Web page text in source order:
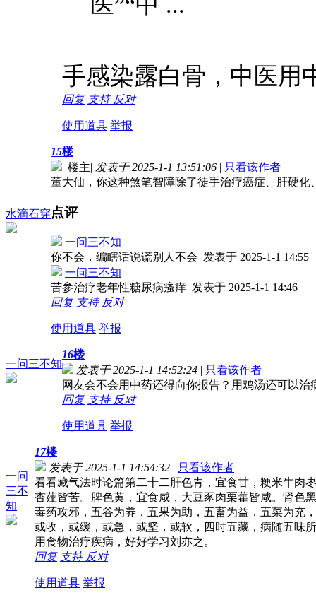
手感染露白骨，中医用
回复 支持 反对
使用道具 举报
水滴石穿
15楼
楼主| 发表于 2025-1-1 13:51:06 | 只看该作者
董大仙，你这种煞笔智障除了徒手治疗癌症、肝硬
点评
一问三不知
你不会，编瞎话说谎别人不会 发表于 2025-1-1 14:55
一问三不知
苦参治疗老年性糖尿病瘙痒 发表于 2025-1-1 14:46
回复 支持 反对
使用道具 举报
一问三不知
16楼
发表于 2025-1-1 14:52:24 | 只看该作者
网友会不会用中药还得向你报告？用鸡汤还可以治
回复 支持 反对
使用道具 举报
一问
三不
知
17楼
发表于 2025-1-1 14:54:32 | 只看该作者
看看藏气法时论篇第二十二肝色青，宜食甘，粳米牛肉
杏薤皆苦。脾色黄，宜食咸，大豆豕肉栗藿皆咸。肾色
毒药攻邪，五谷为养，五果为助，五畜为益，五菜为充
或收，或缓，或急，或坚，或软，四时五藏，病随五味
用食物治疗疾病，好好学习刘亦之。
回复 支持 反对
使用道具 举报